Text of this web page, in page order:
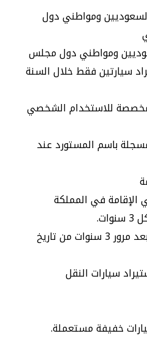
ومواطني دول
ومواطني دول مجلس
سيارتين فقط خلال السنة
للاستخدام الشخصي
باسم المستورد عند
الإقامة في المملكة
لا يجوز بيع السيارة إلا بعد مرور 3 سنوات من تاريخ
سيارات النقل
خفيفة مستعملة.